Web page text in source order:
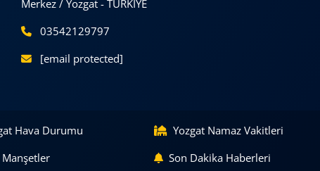
Merkez / Yozgat - TÜRKİYE
03542129797
[email protected]
Hava Durumu Yozgat Namaz Vakitleri
Son Dakika Haberleri